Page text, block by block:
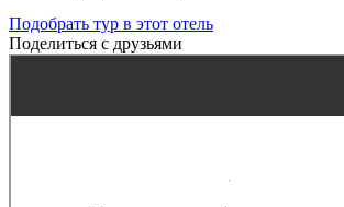
Подобрать тур в этот отель
Поделиться с друзьями